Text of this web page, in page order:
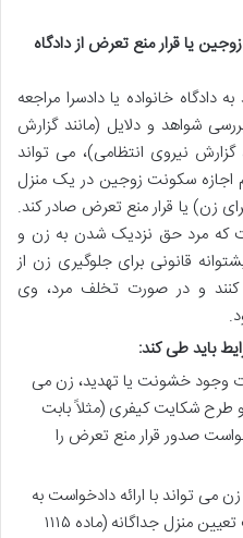
یا قرار منع تعرض از دادگاه
دادگاه خانواده یا دادسرا مراجعه
شواهد و دلایل (مانند گزارش
نیروی انتظامی)، می تواند
اجازه سکونت زوجین در یک منزل
زن) یا قرار منع تعرض صادر کند.
که مرد حق نزدیک شدن به زن و
قانونی برای جلوگیری زن از
کنند و در صورت تخلف مرد، وی
باید طی کند:
وجود خشونت یا تهدید، زن می
و طرح شکایت کیفری (مثلاً بابت
صدور قرار منع تعرض را
زن می تواند با ارائه دادخواست به
دادگاه خانواده، درخواست تعیین منزل جداگانه (ماده ۱۱۱۵